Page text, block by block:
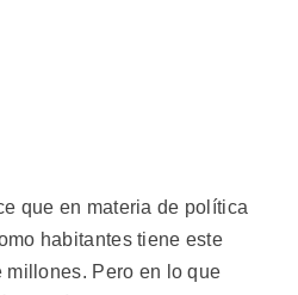
que en materia de política
habitantes tiene este
millones. Pero en lo que